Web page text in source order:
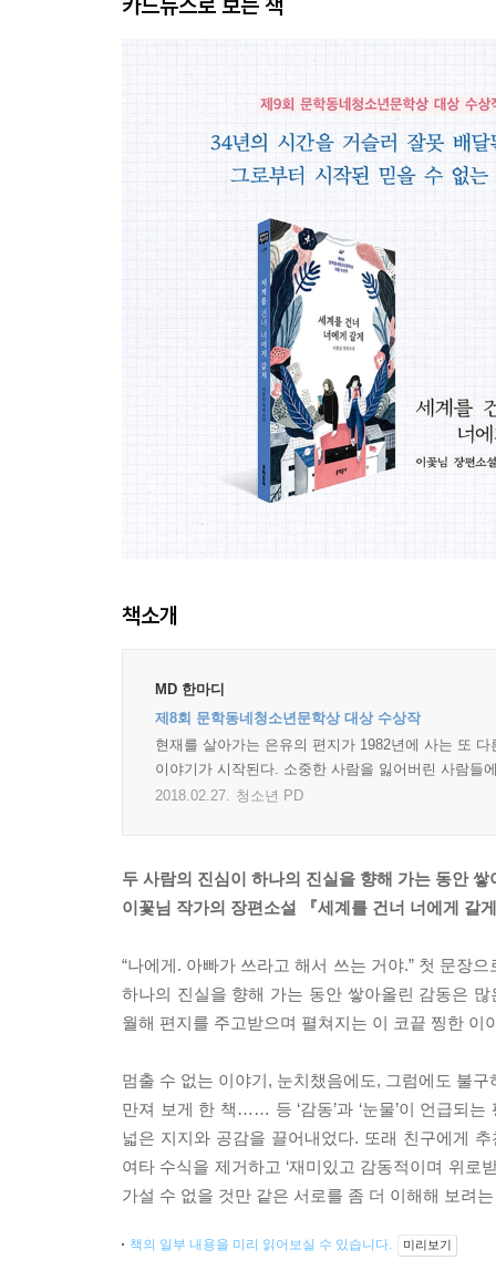
책소개
MD 한마디
제8회 문학동네청소년문학상 대상 수상작
현재를 살아가는 은유의 편지가 1982년에 사는 또
이야기가 시작된다. 소중한 사람을 잃어버린 사람들
2018.02.27. 청소년 PD
두 사람의 진심이 하나의 진실을 향해 가는 동안 쌓
이꽃님 작가의 장편소설 『세계를 건너 너에게 갈
“나에게. 아빠가 쓰라고 해서 쓰는 거야.” 첫 문장
하나의 진실을 향해 가는 동안 쌓아올린 감동은
월해 편지를 주고받으며 펼쳐지는 이 코끝 찡한
멈출 수 없는 이야기, 눈치챘음에도, 그럼에도 불
만져 보게 한 책…… 등 ‘감동’과 ‘눈물’이 언급되
넓은 지지와 공감을 끌어내었다. 또래 친구에게
여타 수식을 제거하고 ‘재미있고 감동적이며 위로
가설 수 없을 것만 같은 서로를 좀 더 이해해 보려
책의 일부 내용을 미리 읽어보실 수 있습니다. 미리보기